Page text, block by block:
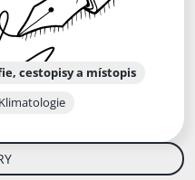
cestopisy a místopis